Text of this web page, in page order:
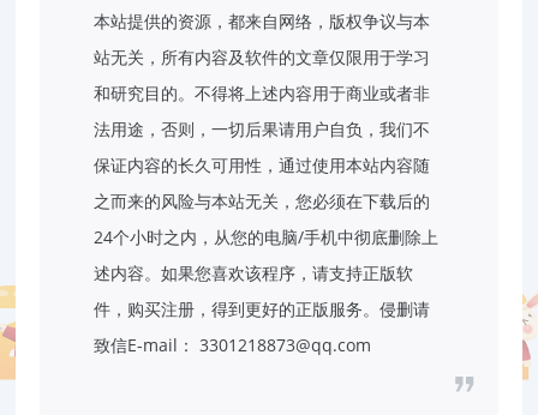
本站提供的资源，都来自网络，版权争议与本
站无关，所有内容及软件的文章仅限用于学习
和研究目的。不得将上述内容用于商业或者非
法用途，否则，一切后果请用户自负，我们不
保证内容的长久可用性，通过使用本站内容随
之而来的风险与本站无关，您必须在下载后的
24个小时之内，从您的电脑/手机中彻底删除上
述内容。如果您喜欢该程序，请支持正版软
件，购买注册，得到更好的正版服务。侵删请
致信E-mail： 3301218873@qq.com